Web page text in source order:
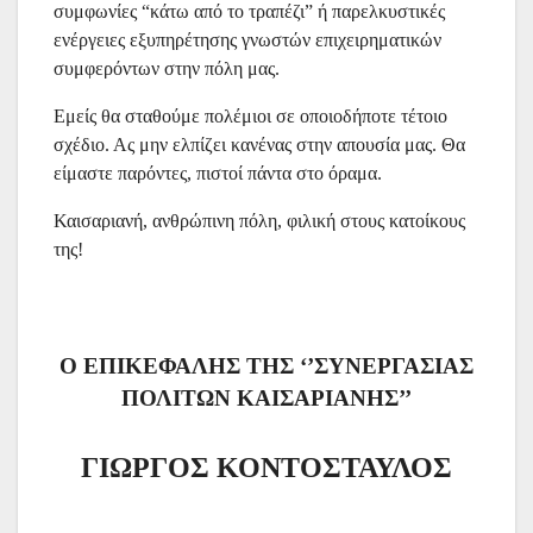
συμφωνίες “κάτω από το τραπέζι” ή παρελκυστικές
ενέργειες εξυπηρέτησης γνωστών επιχειρηματικών
συμφερόντων στην πόλη μας.
Εμείς θα σταθούμε πολέμιοι σε οποιοδήποτε τέτοιο
σχέδιο. Ας μην ελπίζει κανένας στην απουσία μας. Θα
είμαστε παρόντες, πιστοί πάντα στο όραμα.
Καισαριανή, ανθρώπινη πόλη, φιλική στους κατοίκους
της!
Ο ΕΠΙΚΕΦΑΛΗΣ ΤΗΣ ‘’ΣΥΝΕΡΓΑΣΙΑΣ
ΠΟΛΙΤΩΝ ΚΑΙΣΑΡΙΑΝΗΣ’’
ΓΙΩΡΓΟΣ ΚΟΝΤΟΣΤΑΥΛΟΣ